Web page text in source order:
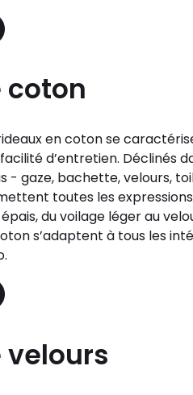
coton
en coton se
d’entretien. Déclinés
- gaze, bachette, velours,
toutes les
du voilage léger au
s’adaptent à tous les
velours